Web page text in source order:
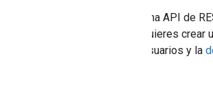
Una API de
quieres crear
usuarios y la